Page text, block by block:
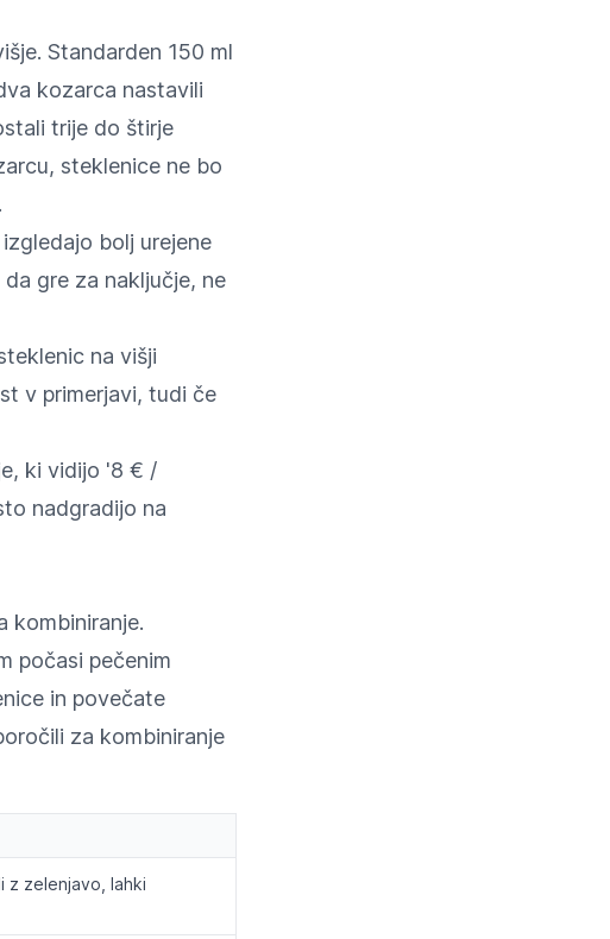
Standarden 150 ml
kozarca nastavili
trije do štirje
steklenice ne bo
bolj urejene
gre za naključje, ne
na višji
v primerjavi, tudi če
ki vidijo '8 € /
nadgradijo na
kombiniranje.
počasi pečenim
in povečate
za kombiniranje
z zelenjavo, lahki